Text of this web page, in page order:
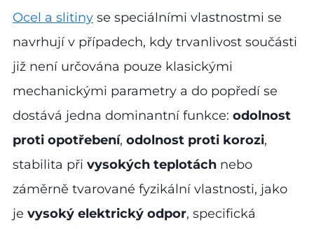
Ocel a slitiny se speciálními vlastnostmi se
navrhují v případech, kdy trvanlivost součásti
již není určována pouze klasickými
mechanickými parametry a do popředí se
dostává jedna dominantní funkce: odolnost
proti opotřebení, odolnost proti korozi,
stabilita při vysokých teplotách nebo
záměrně tvarované fyzikální vlastnosti, jako
je vysoký elektrický odpor, specifická